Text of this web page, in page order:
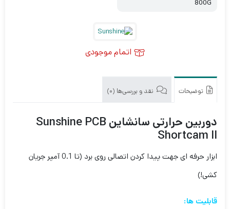
800G
اتمام موجودی
توضیحات نقد و بررسی‌ها (0)
دوربین حرارتی سانشاین Sunshine PCB
Shortcam II
ابزار حرفه ای جهت پیدا کردن اتصالی روی برد (تا 0.1 آمپر جریان
کشی!)
قابلیت ها: